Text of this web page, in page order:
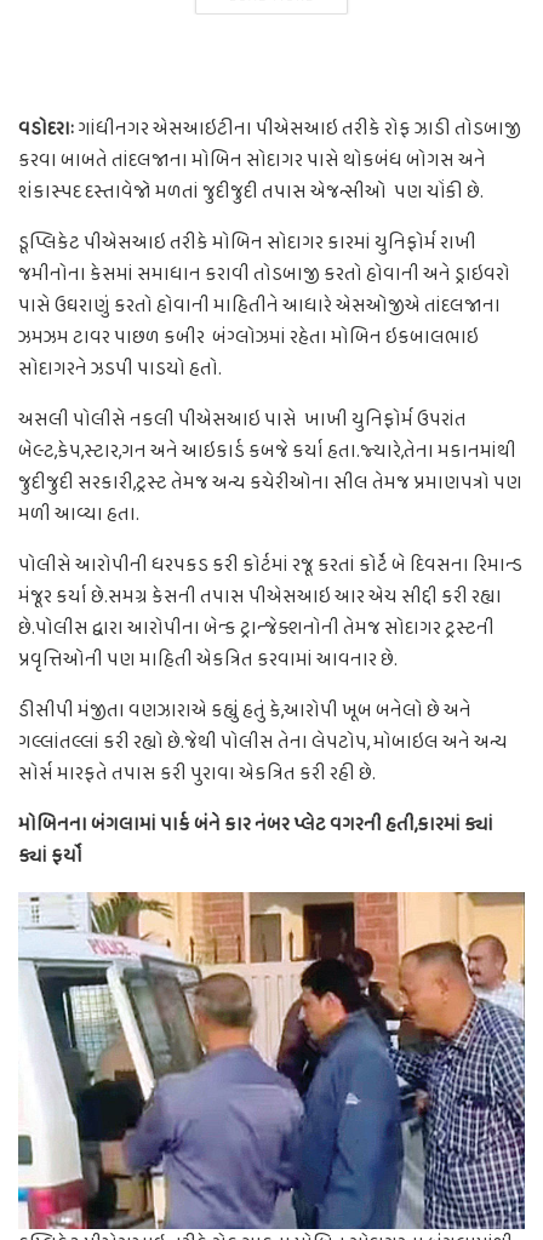
વડોદરાઃગાંધીનગર એસઆઇટીના પીએસઆઇ તરીકે રોફ ઝાડી તોડબાજી
કરવા બાબતે તાંદલજાના મોબિન સોદાગર પાસે થોકબંધ બોગસ અને
શંકાસ્પદ દસ્તાવેજો મળતાં જુદીજુદી તપાસ એજન્સીઓ પણ ચોંકી છે.
ડૂપ્લિકેટ પીએસઆઇ તરીકે મોબિન સોદાગર કારમાં યુનિફોર્મ રાખી
જમીનોના કેસમાં સમાધાન કરાવી તોડબાજી કરતો હોવાની અને ડ્રાઇવરો
પાસે ઉઘરાણું કરતો હોવાની માહિતીને આધારે એસઓજીએ તાંદલજાના
ઝમઝમ ટાવર પાછળ કબીર બંગ્લોઝમાં રહેતા મોબિન ઇકબાલભાઇ
સોદાગરને ઝડપી પાડયો હતો.
અસલી પોલીસે નકલી પીએસઆઇ પાસે ખાખી યુનિફોર્મ ઉપરાંત
બેલ્ટ,કેપ,સ્ટાર,ગન અને આઇકાર્ડ કબજે કર્યા હતા.જ્યારે,તેના મકાનમાંથી
જુદીજુદી સરકારી,ટ્રસ્ટ તેમજ અન્ય કચેરીઓના સીલ તેમજ પ્રમાણપત્રો પણ
મળી આવ્યા હતા.
પોલીસે આરોપીની ધરપકડ કરી કોર્ટમાં રજૂ કરતાં કોર્ટે બે દિવસના રિમાન્ડ
મંજૂર કર્યા છે.સમગ્ર કેસની તપાસ પીએસઆઇ આર એચ સીદ્દી કરી રહ્યા
છે.પોલીસ દ્વારા આરોપીના બેન્ક ટ્રાન્જેક્શનોની તેમજ સોદાગર ટ્રસ્ટની
પ્રવૃત્તિઓની પણ માહિતી એકત્રિત કરવામાં આવનાર છે.
ડીસીપી મંજીતા વણઝારાએ કહ્યું હતું કે,આરોપી ખૂબ બનેલો છે અને
ગલ્લાંતલ્લાં કરી રહ્યો છે.જેથી પોલીસ તેના લેપટોપ, મોબાઇલ અને અન્ય
સોર્સ મારફતે તપાસ કરી પુરાવા એકત્રિત કરી રહી છે.
મોબિનના બંગલામાં પાર્ક બંને કાર નંબર પ્લેટ વગરની હતી,કારમાં ક્યાં
ક્યાં ફર્યો